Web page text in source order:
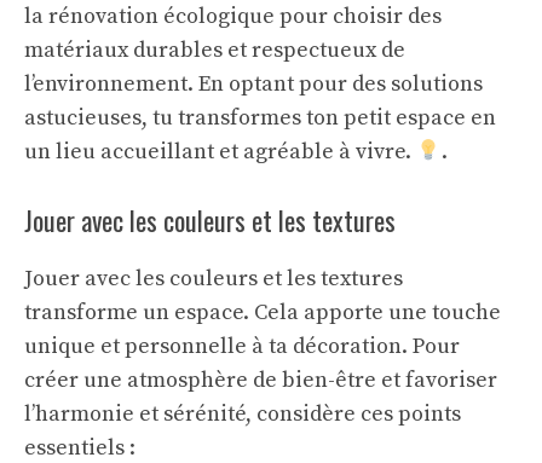
larénovation écologique pour choisir des
matériaux durables et respectueux de
l’environnement. En optant pour des solutions
astucieuses, tu transformes ton petit espace en
un lieu accueillant et agréable à vivre.
.
Jouer avec les couleurs et les textures
Jouer avec les couleurs et les textures
transforme un espace. Cela apporte une touche
unique et personnelle à ta décoration. Pour
créer une atmosphère de bien-être et favoriser
l’harmonie et sérénité, considère ces points
essentiels :